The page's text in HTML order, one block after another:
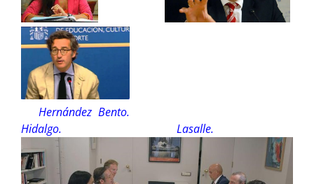
Hernández Bento.
Hidalgo. Lasalle.